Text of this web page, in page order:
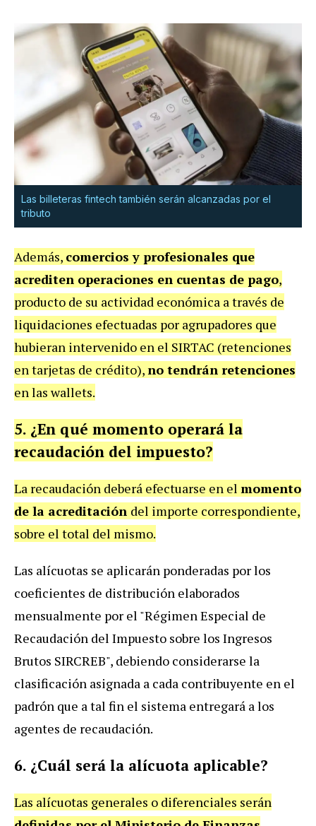
Las billeteras fintech también serán alcanzadas por el
tributo
Además, comercios y profesionales que
acrediten operaciones en cuentas de pago,
producto de su actividad económica a través de
liquidaciones efectuadas por agrupadores que
hubieran intervenido en el SIRTAC (retenciones
en tarjetas de crédito),no tendrán retenciones
en las wallets.
5. ¿En qué momento operará la
recaudación del impuesto?
La recaudación deberá efectuarse en el momento
de la acreditación del importe correspondiente,
sobre el total del mismo.
Las alícuotas se aplicarán ponderadas por los
coeficientes de distribución elaborados
mensualmente por el "Régimen Especial de
Recaudación del Impuesto sobre los Ingresos
Brutos SIRCREB", debiendo considerarse la
clasificación asignada a cada contribuyente en el
padrón que a tal fin el sistema entregará a los
agentes de recaudación.
6. ¿Cuál será la alícuota aplicable?
Las alícuotas generales o diferenciales serán